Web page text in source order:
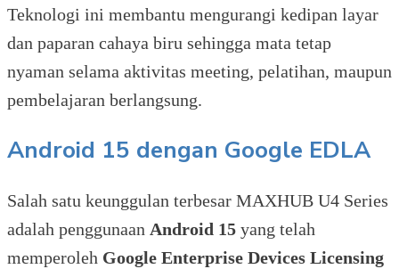
Teknologi ini membantu mengurangi kedipan layar
dan paparan cahaya biru sehingga mata tetap
nyaman selama aktivitas meeting, pelatihan, maupun
pembelajaran berlangsung.
Android 15 dengan Google EDLA
Salah satu keunggulan terbesar MAXHUB U4 Series
adalah penggunaan Android 15 yang telah
memperoleh Google Enterprise Devices Licensing